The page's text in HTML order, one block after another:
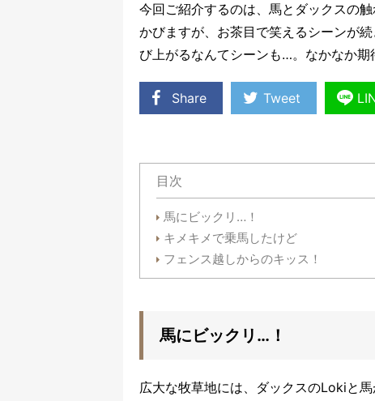
今回ご紹介するのは、馬とダックスの
かびますが、お茶目で笑えるシーンが
び上がるなんてシーンも…。なかなか期
Share Tweet
目次
馬にビックリ…！
キメキメで乗馬したけど
フェンス越しからのキッス！
馬にビックリ…！
広大な牧草地には、ダックスのLokiと